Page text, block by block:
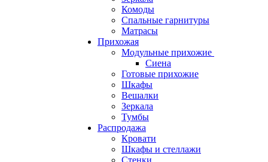
Комоды
Спальные гарнитуры
Матрасы
Прихожая
Модульные прихожие
Сиена
Готовые прихожие
Шкафы
Вешалки
Зеркала
Тумбы
Распродажа
Кровати
Шкафы и стеллажи
Стенки